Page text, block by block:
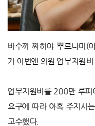
바수끼 짜하야 뿌르나마(
가 이번엔 의원 업무지원
업무지원비를 200만 루피
요구에 따라 아혹 주지사
고수했다.